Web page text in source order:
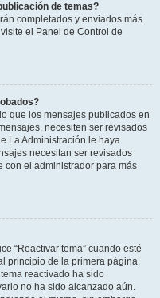
de temas?
completados y enviados más
el Panel de Control de
que los mensajes publicados en
necesiten ser revisados
La Administración le haya
necesitan ser revisados
con el administrador para más
“Reactivar tema” cuando esté
principio de la primera página.
reactivado ha sido
no ha sido alcanzado aún.